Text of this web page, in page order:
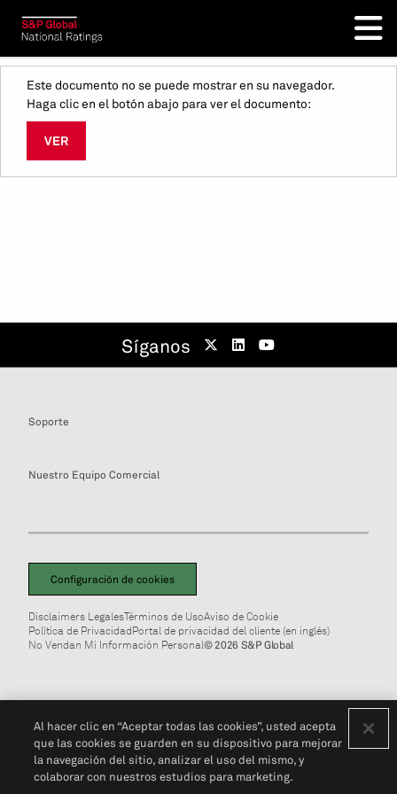
Este documento no se puede mostrar en su navegador.
Haga clic en el botón abajo para ver el documento:
VER
Síganos
Soporte
Nuestro Equipo Comercial
Configuración de cookies
Disclaimers LegalesTérminos de UsoAviso de Cookie
Política de PrivacidadPortal de privacidad del cliente (en inglés)
No Vendan Mi Información Personal© 2026 S&P Global
Al hacer clic en “Aceptar todas las cookies”, usted acepta
que las cookies se guarden en su dispositivo para mejorar
la navegación del sitio, analizar el uso del mismo, y
colaborar con nuestros estudios para marketing.